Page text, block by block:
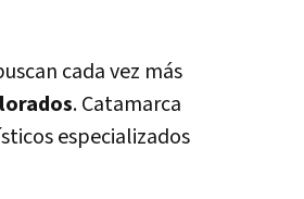
cada vez más
. Catamarca
especializados